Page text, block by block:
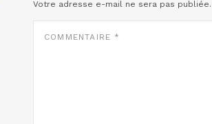
Votre adresse e-mail ne sera pas publiée.